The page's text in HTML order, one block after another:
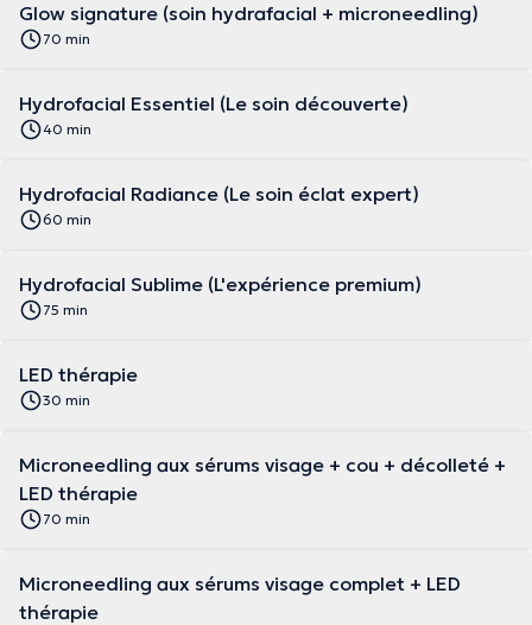
Glow signature (soin hydrafacial + microneedling)
70 min
Hydrofacial Essentiel (Le soin découverte)
40 min
Hydrofacial Radiance (Le soin éclat expert)
60 min
Hydrofacial Sublime (L'expérience premium)
75 min
LED thérapie
30 min
Microneedling aux sérums visage + cou + décolleté +
LED thérapie
70 min
Microneedling aux sérums visage complet + LED
thérapie